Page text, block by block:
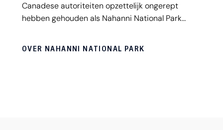
Canadese autoriteiten opzettelijk ongerept
hebben gehouden als Nahanni National Park
OVER NAHANNI NATIONAL PARK